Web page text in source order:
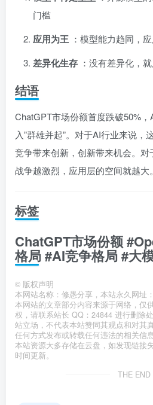
门槛
应用为王 ：模型能力趋同，
差异化生存 ：没有差异化，
结语
ChatGPT市场份额首度跌破50%，
入”群雄并起”。对于AI行业来说
竞争带来创新，创新带来机会。
战争越激烈，应用层的空间就越大。
标签
ChatGPT市场份额
格局 #AI竞争格局 #大
© 版权声明
本网站名称：修愚分享，本站永久网址
本网站的文章部分内容来源于网络，仅
权，请联系站长 QQ：24844 进行删除
站立场，不代表本站赞同其观点和对其
任何方式发布或转载任何违法的相关信
本站资源大多存储在云盘，如发现链接
时间更新。
THE END